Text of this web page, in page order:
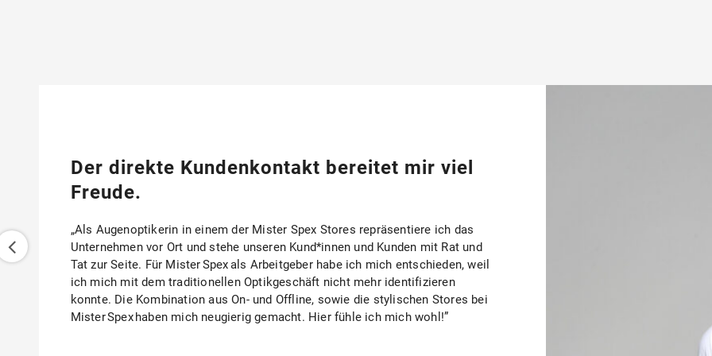
Der direkte Kundenkontakt bereitet mir viel
Freude.
„Als Augenoptikerin in einem der Mister Spex Stores repräsentiere ich das
Unternehmen vor Ort und stehe unseren Kund*innen und Kunden mit Rat und
Tat zur Seite. Für Mister Spex als Arbeitgeber habe ich mich entschieden, weil
ich mich mit dem traditionellen Optikgeschäft nicht mehr identifizieren
konnte. Die Kombination aus On- und Offline, sowie die stylischen Stores bei
Mister Spex haben mich neugierig gemacht. Hier fühle ich mich wohl!”